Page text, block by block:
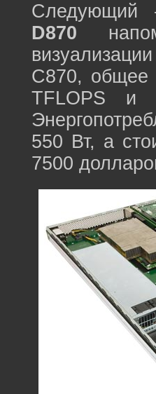
Следующий
D870
C870, общее
TFLOPS и
550 Вт, а
7500